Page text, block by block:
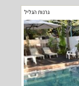
גרנות הגליל